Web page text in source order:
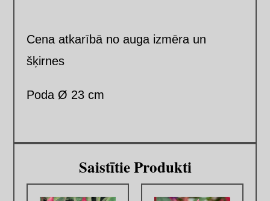
Cena atkarībā no auga izmēra un
šķirnes
Poda Ø 23 cm
Saistītie Produkti